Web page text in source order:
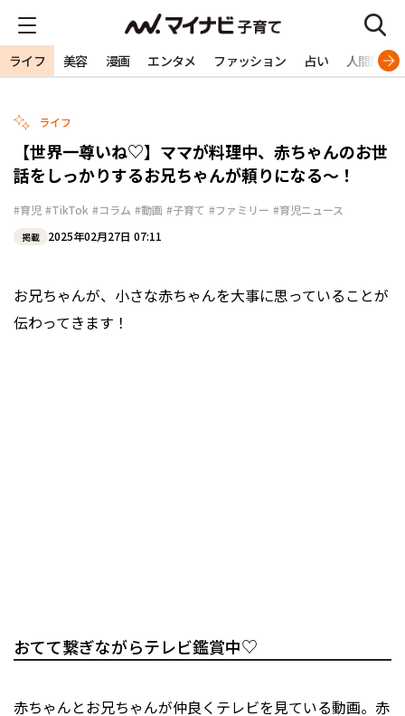
ライフ 美容 漫画 エンタメ ファッション 占い 人間関係
ライフ
【世界一尊いね♡】ママが料理中、赤ちゃんのお世
話をしっかりするお兄ちゃんが頼りになる～！
#育児 #TikTok #コラム #動画 #子育て #ファミリー #育児ニュース
掲載 2025年02月27日 07:11
お兄ちゃんが、小さな赤ちゃんを大事に思っていることが
伝わってきます！
おてて繋ぎながらテレビ鑑賞中♡
赤ちゃんとお兄ちゃんが仲良くテレビを見ている動画。赤